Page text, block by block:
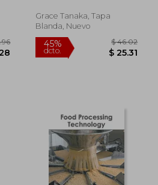
Grace Tanaka, Tapa
Blanda, Nuevo